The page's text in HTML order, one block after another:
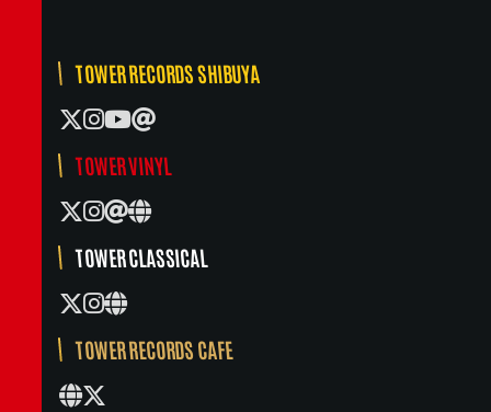
TOWER RECORDS SHIBUYA
TOWER VINYL
TOWER CLASSICAL
TOWER RECORDS CAFE